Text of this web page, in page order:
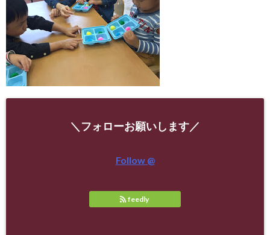
＼フォローお願いします／
Follow @
feedly